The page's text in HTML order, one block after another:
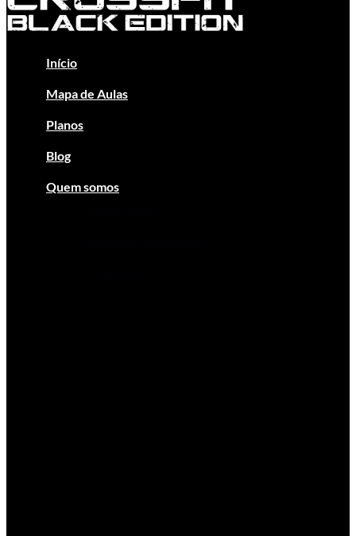
Início
Mapa de Aulas
Planos
Blog
Quem somos